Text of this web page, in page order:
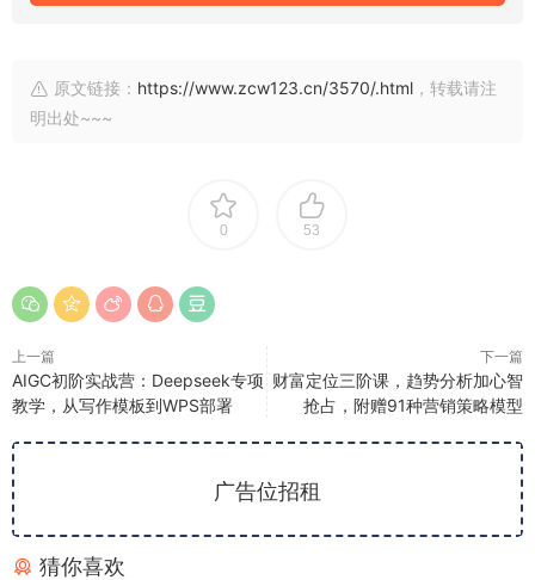
原文链接： https://www.zcw123.cn/3570/.html ，转载请注
明出处~~~
0 53
上一篇
AIGC初阶实战营：Deepseek专项
教学，从写作模板到WPS部署
下一篇
财富定位三阶课，趋势分析加心智
抢占，附赠91种营销策略模型
广告位招租
猜你喜欢